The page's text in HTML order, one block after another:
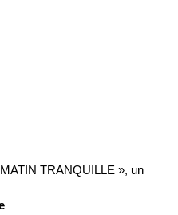
TRANQUILLE », un